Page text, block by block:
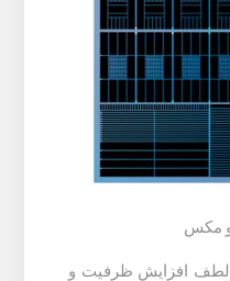
مکس به لطف افزایش ظرفیت و